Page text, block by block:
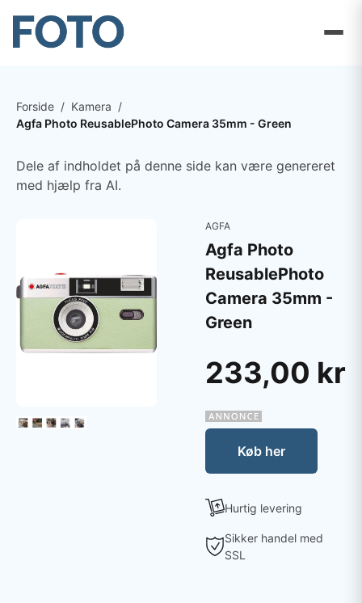
Forside / Kamera /
Agfa Photo ReusablePhoto Camera 35mm - Green
Dele af indholdet på denne side kan være genereret
med hjælp fra AI.
AGFA
Agfa Photo
ReusablePhoto
Camera 35mm -
Green
233,00 kr
Køb her
Hurtig levering
Sikker handel med
SSL